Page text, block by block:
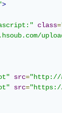
>
class=
src="http://
src="https://